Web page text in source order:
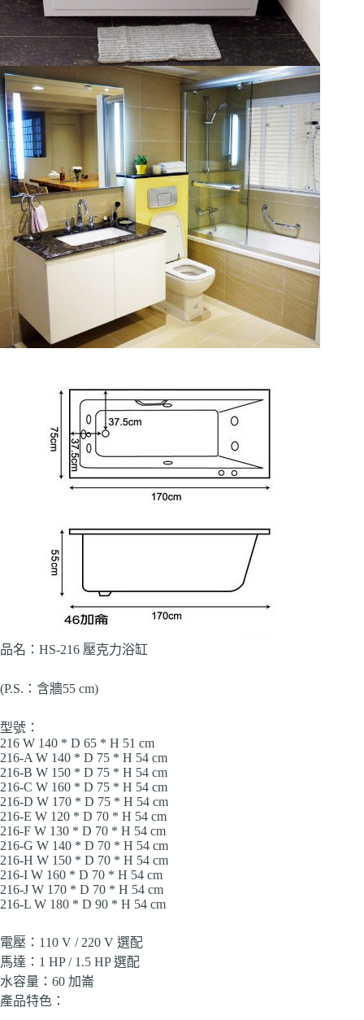
品名：HS-216 壓克力浴缸
(P.S.：含牆55 cm)
型號：
216 W 140 * D 65 * H 51 cm
216-A W 140 * D 75 * H 54 cm
216-B W 150 * D 75 * H 54 cm
216-C W 160 * D 75 * H 54 cm
216-D W 170 * D 75 * H 54 cm
216-E W 120 * D 70 * H 54 cm
216-F W 130 * D 70 * H 54 cm
216-G W 140 * D 70 * H 54 cm
216-H W 150 * D 70 * H 54 cm
216-I W 160 * D 70 * H 54 cm
216-J W 170 * D 70 * H 54 cm
216-L W 180 * D 90 * H 54 cm
電壓：110 V / 220 V 選配
馬達：1 HP / 1.5 HP 選配
水容量：60 加崙
產品特色：